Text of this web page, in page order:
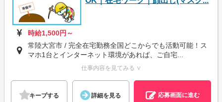
時給1,500円～
常陸大宮市 / 完全在宅勤務全国どこからでも活動可能！ス
マホ1台とインターネット環境があれば、ご自宅...
仕事内容を見てみる ∨
キープする 詳細を見る 応募画面に進む